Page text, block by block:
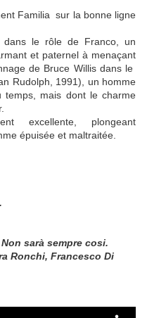
Familia sur la bonne ligne
le rôle de Franco, un
et paternel à menaçant
de Bruce Willis dans le
Rudolph, 1991), un homme
temps, mais dont le charme
excellente, plongeant
épuisée et maltraitée.
sarà sempre cosi.
Ronchi, Francesco Di